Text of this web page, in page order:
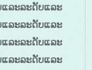
ລະລະດັບແລະ
ລະລະດັບແລະ
ລະລະດັບແລະ
ລະລະດັບແລະ